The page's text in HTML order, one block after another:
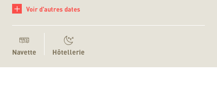
+ Voir d'autres dates
Navette Hôtellerie